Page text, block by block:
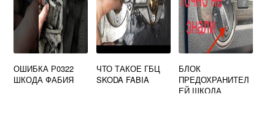
ОШИБКА Р0322
ШКОДА ФАБИЯ
ЧТО ТАКОЕ ГБЦ
SKODA FABIA
БЛОК
ПРЕДОХРАНИТЕЛ
ЕЙ ШКОДА